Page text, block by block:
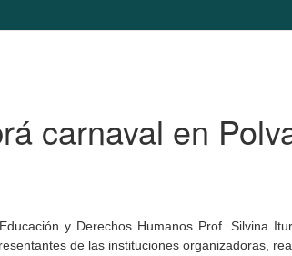
carnaval en
y Derechos Humanos Prof. Silvina
de las instituciones organizadoras,